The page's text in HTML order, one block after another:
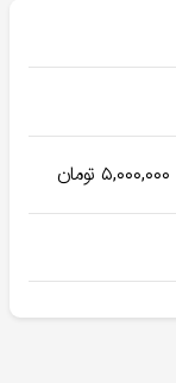
۵,۰۰۰,۰۰۰تومان